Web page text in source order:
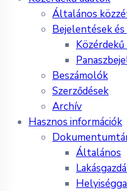
Általános
Bejelentések és
Beszámolók
Szerződések
Archív
Hasznos információk
Általános